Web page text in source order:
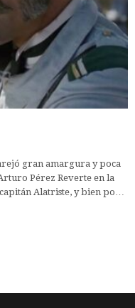
gran amargura y poca
Pérez Reverte en la
Alatriste, y bien po…